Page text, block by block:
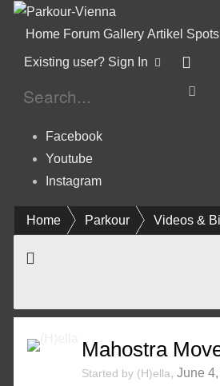
Home Forum Gallery Artikel Spots
Existing user? Sign In
Facebook
Youtube
Instagram
Home Parkour Videos &
Mahostra
Started by (H)ella, June